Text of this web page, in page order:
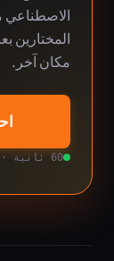
الاصطناعي
المختارين
مكان آخر.
60 ثانية · مجانًا · بدون تسجيل